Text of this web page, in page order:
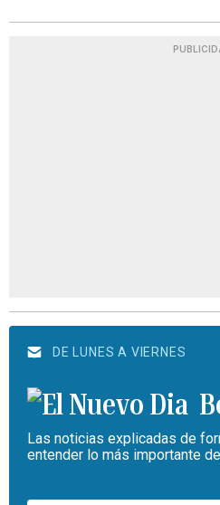
DE LUNES A VIERNES
Las noticias explicadas de
entender lo más importante